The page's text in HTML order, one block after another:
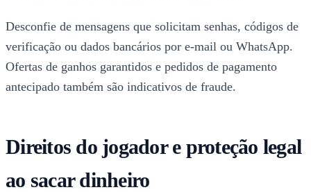
Desconfie de mensagens que solicitam senhas, códigos de
verificação ou dados bancários por e-mail ou WhatsApp.
Ofertas de ganhos garantidos e pedidos de pagamento
antecipado também são indicativos de fraude.
Direitos do jogador e proteção legal
ao sacar dinheiro